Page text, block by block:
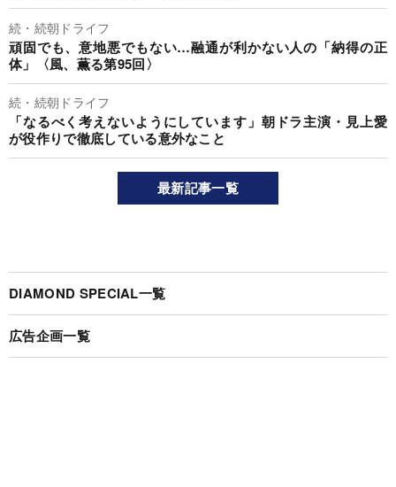
続・続朝ドライフ
頑固でも、意地悪でもない…融通が利かない人の「納得の正
体」〈風、薫る第95回〉
続・続朝ドライフ
「なるべく考えないようにしています」朝ドラ主演・見上愛
が役作りで徹底している意外なこと
最新記事一覧
DIAMOND SPECIAL一覧
広告企画一覧